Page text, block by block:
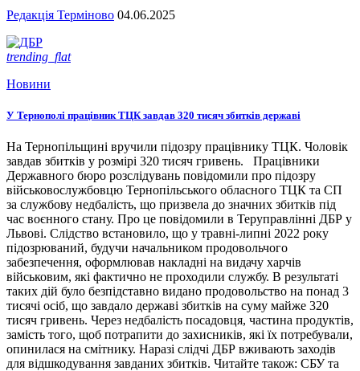
Редакція Терміново 04.06.2025
trending_flat
Новини
У Тернополі працівник ТЦК завдав 320 тисяч збитків державі
На Тернопільщині вручили підозру працівнику ТЦК. Чоловік
завдав збитків у розмірі 320 тисяч гривень. Працівники
Державного бюро розслідувань повідомили про підозру
військовослужбовцю Тернопільського обласного ТЦК та СП
за службову недбалість, що призвела до значних збитків під
час воєнного стану. Про це повідомили в Теруправлінні ДБР у
Львові. Слідство встановило, що у травні-липні 2022 року
підозрюваний, будучи начальником продовольчого
забезпечення, оформлював накладні на видачу харчів
військовим, які фактично не проходили службу. В результаті
таких дій було безпідставно видано продовольство на понад 3
тисячі осіб, що завдало державі збитків на суму майже 320
тисяч гривень. Через недбалість посадовця, частина продуктів,
замість того, щоб потрапити до захисників, які їх потребували,
опинилася на смітнику. Наразі слідчі ДБР вживають заходів
для відшкодування завданих збитків. Читайте також: СБУ та